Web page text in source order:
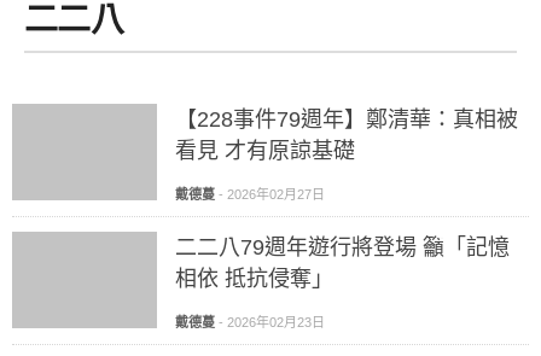
二二八
【228事件79週年】鄭清華：真相被
看見 才有原諒基礎
戴德蔓 - 2026年02月27日
二二八79週年遊行將登場 籲「記憶
相依 抵抗侵奪」
戴德蔓 - 2026年02月23日